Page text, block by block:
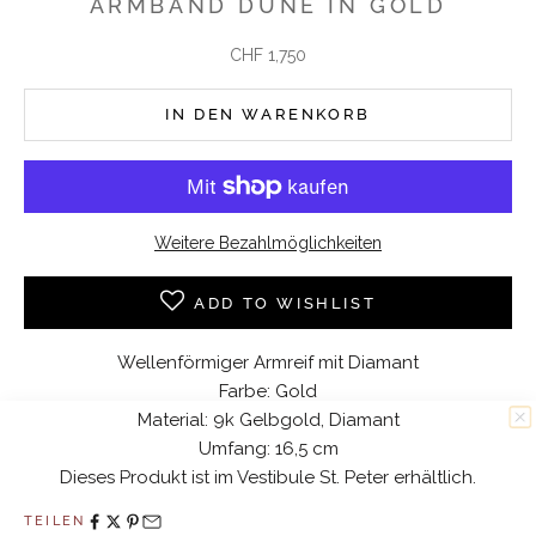
ARMBAND DUNE IN GOLD
Angebot
CHF 1,750
IN DEN WARENKORB
Weitere Bezahlmöglichkeiten
ADD TO WISHLIST
Wellenförmiger Armreif mit Diamant
Farbe: Gold
Material: 9k Gelbgold, Diamant
Umfang: 16,5 cm
Dieses Produkt ist im Vestibule St. Peter erhältlich.
TEILEN
10% WILLKOMMENSRABATT